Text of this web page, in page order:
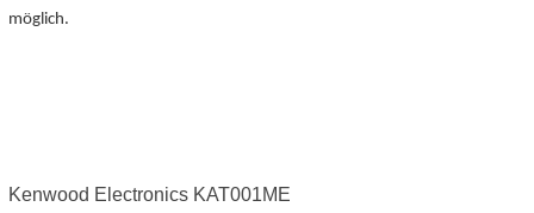
möglich.
Kenwood Electronics KAT001ME